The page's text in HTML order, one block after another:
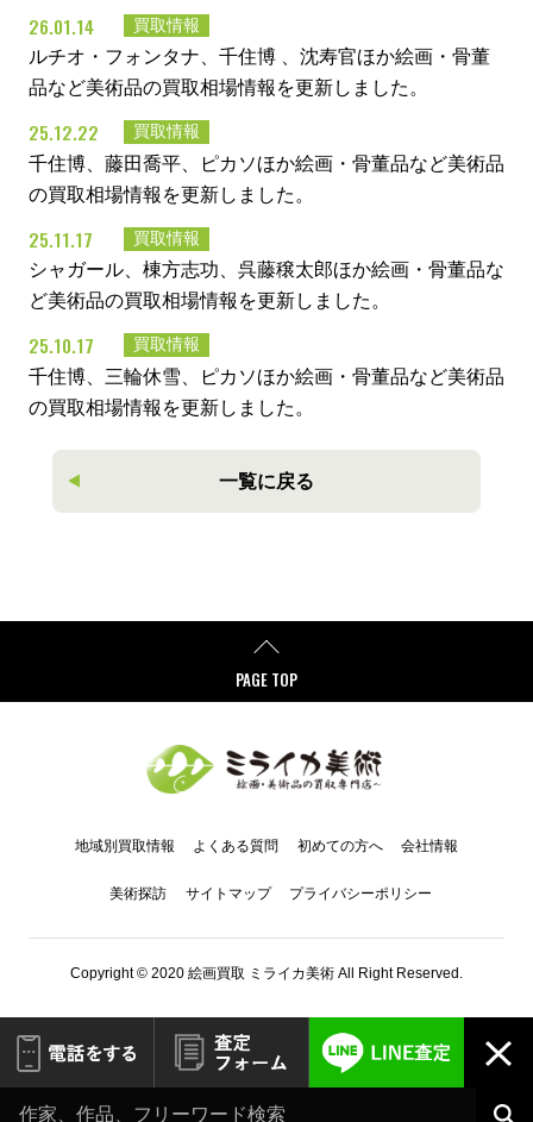
26.01.14 買取情報
ルチオ・フォンタナ、千住博 、沈寿官ほか絵画・骨董
品など美術品の買取相場情報を更新しました。
25.12.22 買取情報
千住博、藤田喬平、ピカソほか絵画・骨董品など美術品
の買取相場情報を更新しました。
25.11.17 買取情報
シャガール、棟方志功、呉藤穣太郎ほか絵画・骨董品な
ど美術品の買取相場情報を更新しました。
25.10.17 買取情報
千住博、三輪休雪、ピカソほか絵画・骨董品など美術品
の買取相場情報を更新しました。
一覧に戻る
PAGE TOP
地域別買取情報 よくある質問 初めての方へ 会社情報
美術探訪 サイトマップ プライバシーポリシー
Copyright © 2020 絵画買取 ミライカ美術 All Right Reserved.